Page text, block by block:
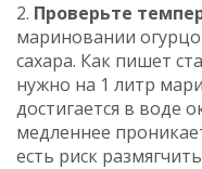
2. Проверьте
мариновании
сахара. Как пишет
нужно на 1 литр
достигается в воде
медленнее
есть риск